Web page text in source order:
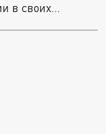
в своих...